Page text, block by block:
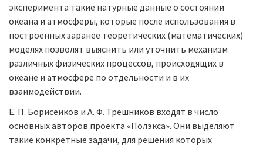
эксперимента такие натурные данные о состоянии
океана и атмосферы, которые после использования в
построенных заранее теоретических (математических)
моделях позволят выяснить или уточнить механизм
различных физических процессов, происходящих в
океане и атмосфере по отдельности и в их
взаимодействии.
Е. П. Борисеиков и А. Ф. Трешников входят в число
основных авторов проекта «Полэкса». Они выделяют
такие конкретные задачи, для решения которых